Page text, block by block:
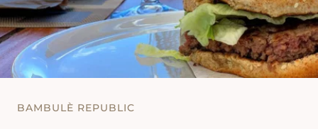
BAMBULÈ REPUBLIC